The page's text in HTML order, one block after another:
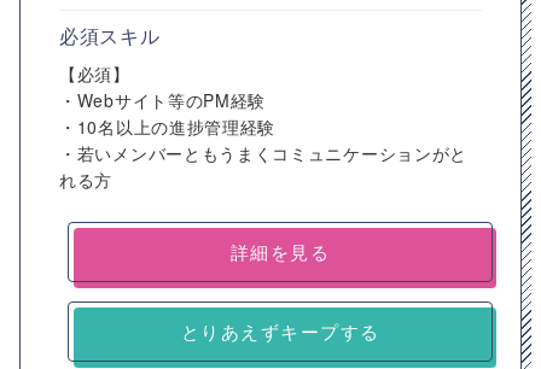
必須スキル
【必須】
・Webサイト等のPM経験
・10名以上の進捗管理経験
・若いメンバーともうまくコミュニケーションがと
れる方
詳細を見る
とりあえずキープする